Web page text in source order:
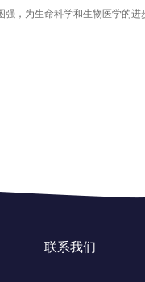
，为生命科学和生物医学的进
联系我们